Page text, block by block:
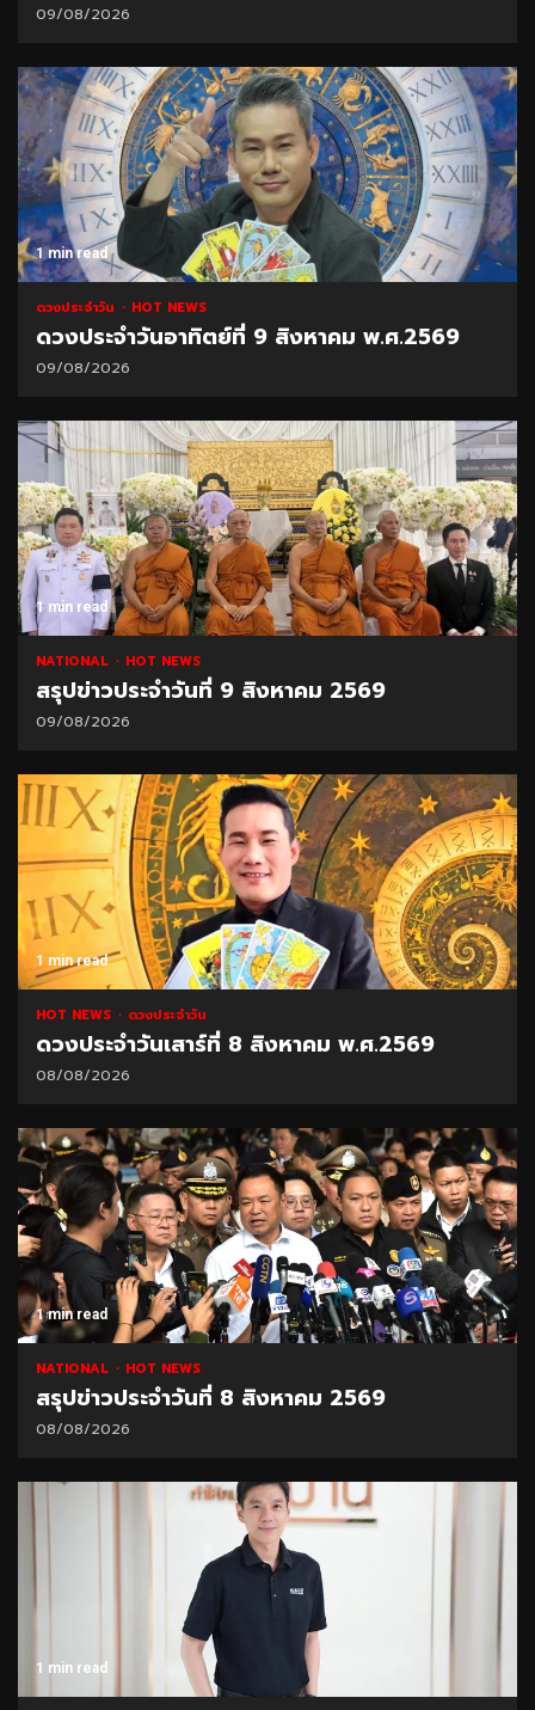
09/08/2026
1 min read
ดวงประจำวัน HOT NEWS
ดวงประจำวันอาทิตย์ที่ 9 สิงหาคม พ.ศ.2569
09/08/2026
1 min read
NATIONAL HOT NEWS
สรุปข่าวประจำวันที่ 9 สิงหาคม 2569
09/08/2026
1 min read
HOT NEWS ดวงประจำวัน
ดวงประจำวันเสาร์ที่ 8 สิงหาคม พ.ศ.2569
08/08/2026
1 min read
NATIONAL HOT NEWS
สรุปข่าวประจำวันที่ 8 สิงหาคม 2569
08/08/2026
1 min read